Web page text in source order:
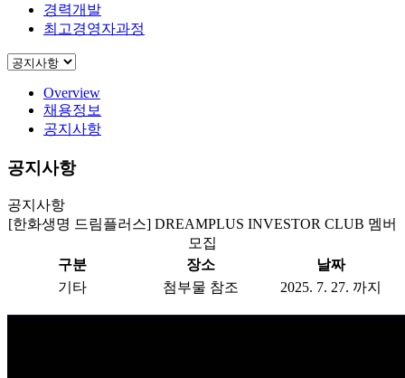
경력개발
최고경영자과정
Overview
채용정보
공지사항
공지사항
공지사항
[한화생명 드림플러스] DREAMPLUS INVESTOR CLUB 멤버
모집
구분
장소
날짜
기타
첨부물 참조 2025. 7. 27. 까지